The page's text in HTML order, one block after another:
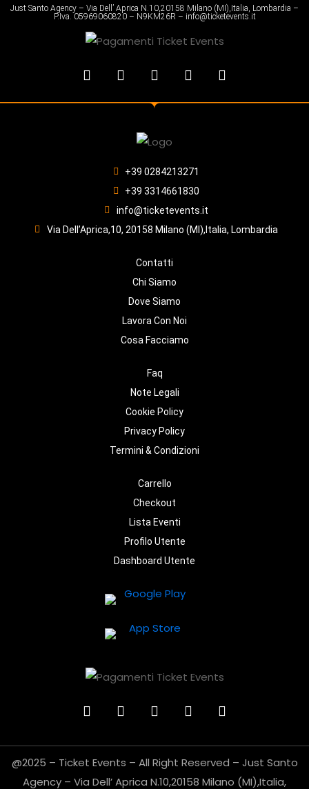
Just Santo Agency – Via Dell’ Aprica N.10,20158 Milano (MI),Italia, Lombardia –
P.Iva. 05969060820 – N9KM26R – info@ticketevents.it
+39 0284213271
+39 3314661830
info@ticketevents.it
Via Dell’Aprica,10, 20158 Milano (MI),Italia, Lombardia
Contatti
Chi Siamo
Dove Siamo
Lavora Con Noi
Cosa Facciamo
Faq
Note Legali
Cookie Policy
Privacy Policy
Termini & Condizioni
Carrello
Checkout
Lista Eventi
Profilo Utente
Dashboard Utente
@2025 – Ticket Events – All Right Reserved – Just Santo
Agency – Via Dell’ Aprica N.10,20158 Milano (MI),Italia,